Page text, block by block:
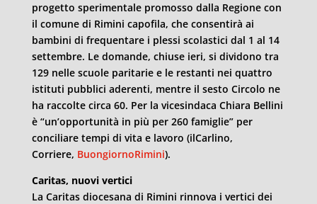
progetto sperimentale promosso dalla Regione con
il comune di Rimini capofila, che consentirà ai
bambini di frequentare i plessi scolastici dal 1 al 14
settembre. Le domande, chiuse ieri, si dividono tra
129 nelle scuole paritarie e le restanti nei quattro
istituti pubblici aderenti, mentre il sesto Circolo ne
ha raccolte circa 60. Per la vicesindaca Chiara Bellini
è “un’opportunità in più per 260 famiglie” per
conciliare tempi di vita e lavoro (ilCarlino,
Corriere, BuongiornoRimini).
Caritas, nuovi vertici
La Caritas diocesana di Rimini rinnova i vertici dei